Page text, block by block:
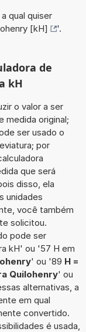
qual quiser
[kH] '.
de
kH
o valor a ser
medida original;
ser usado o
por
que será
disso, ela
unidades
você também
solicitou.
pode ser
kH' ou '57 H em
' ou '89 H =
Quilohenry' ou
alternativas, a
em qual
convertido.
é usada,